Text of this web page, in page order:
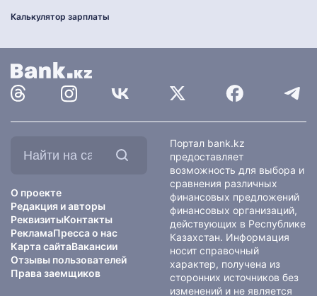
Калькулятор зарплаты
О проекте
Редакция и авторы
РеквизитыКонтакты
РекламаПресса о нас
Карта сайтаВакансии
Отзывы пользователей
Права заемщиков
Портал bank.kz
предоставляет
возможность для выбора и
сравнения различных
финансовых предложений
финансовых организаций,
действующих в Республике
Казахстан. Информация
носит справочный
характер, получена из
сторонних источников без
изменений и не является